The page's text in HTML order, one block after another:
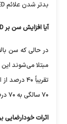
بدتر شدن علائم ED شود.
آیا افزایش سن بر ED تاثیر می‌گذارد؟
در حالی که سن
۷۰ سالگی به ۷۰ درصد افزایش می‌یابد.
اثرات خودارضایی